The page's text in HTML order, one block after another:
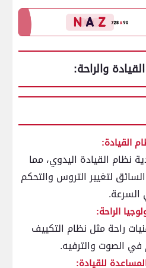
والراحة:
نظام القيادة اليدوي، مما
لتغيير التروس والتحكم
راحة مثل نظام التكييف
الصوت والترفيه.